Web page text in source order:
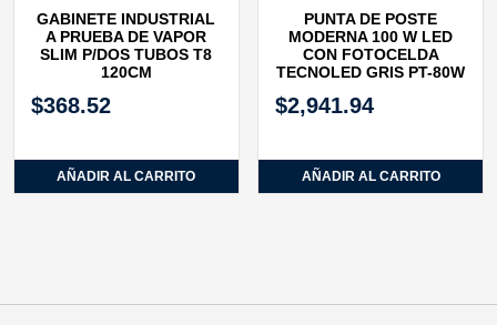
GABINETE INDUSTRIAL
A PRUEBA DE VAPOR
SLIM P/DOS TUBOS T8
120CM
$368.52
AÑADIR AL CARRITO
PUNTA DE POSTE
MODERNA 100 W LED
CON FOTOCELDA
TECNOLED GRIS PT-80W
$2,941.94
AÑADIR AL CARRITO